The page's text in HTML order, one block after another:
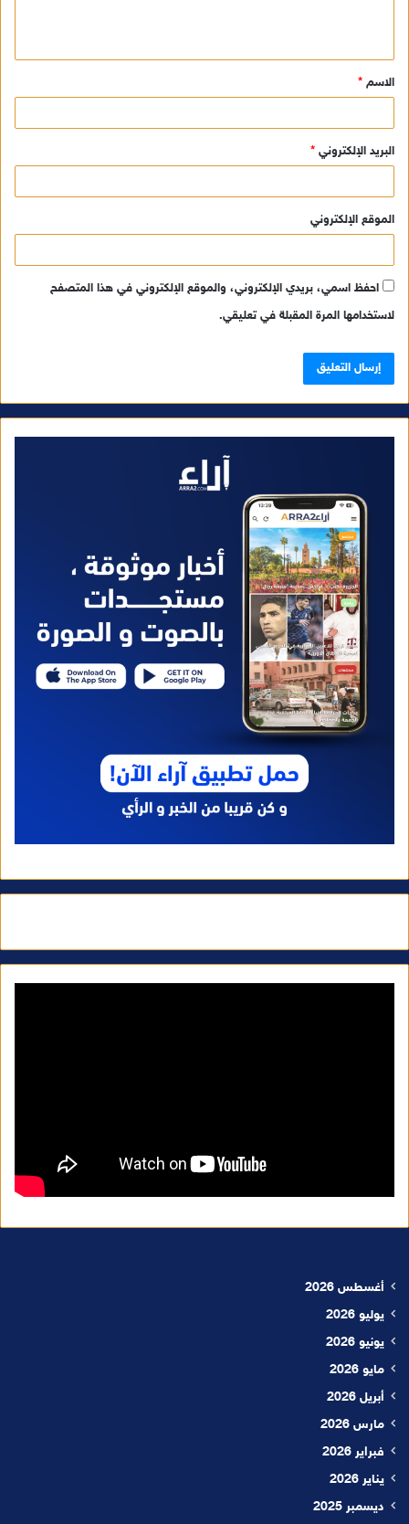
ق
*
الاسم *
البريد الإلكتروني *
الموقع الإلكتروني
احفظ اسمي، بريدي الإلكتروني، والموقع الإلكتروني في هذا المتصفح
لاستخدامها المرة المقبلة في تعليقي.
أغسطس 2026
يوليو 2026
يونيو 2026
مايو 2026
أبريل 2026
مارس 2026
فبراير 2026
يناير 2026
ديسمبر 2025